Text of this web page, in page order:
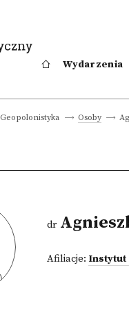
Wydarzenia
Geopolonistyka Osoby
dr
Afiliacje: Instytut